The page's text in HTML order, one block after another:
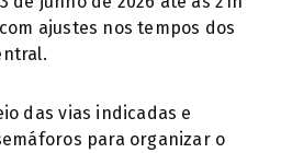
ajustes nos tempos dos
das vias indicadas e
para organizar o